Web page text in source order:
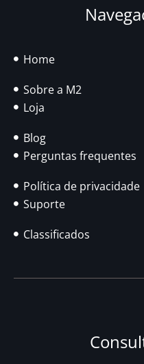
Home
Sobre a M2
Loja
Blog
Perguntas frequentes
Política de privacidade
Suporte
Classificados